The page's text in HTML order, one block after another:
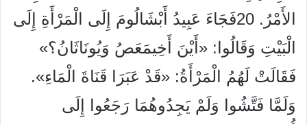
الأَمْرُ. 20فَجَاءَ عَبِيدُ أَبْشَالُومَ إِلَى الْمَرْأَةِ إِلَى
الْبَيْتِ وَقَالُوا: «أَيْنَ أَخِيمَعَصُ وَيُونَاثَانُ؟»
فَقَالَتْ لَهُمُ الْمَرْأَةُ: «قَدْ عَبَرَا قَنَاةَ الْمَاءِ».
وَلَمَّا فَتَّشُوا وَلَمْ يَجِدُوهُمَا رَجَعُوا إِلَى